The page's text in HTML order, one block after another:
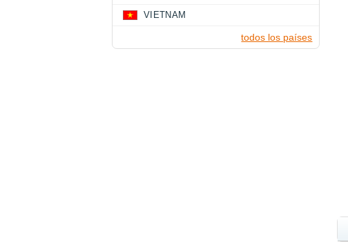
VIETNAM
todos los países